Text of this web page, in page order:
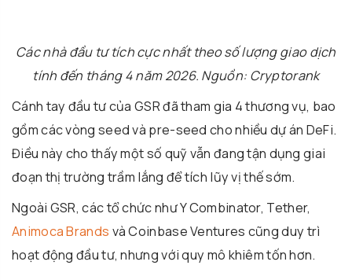
Các nhà đầu tư tích cực nhất theo số lượng giao dịch
tính đến tháng 4 năm 2026. Nguồn: Cryptorank
Cánh tay đầu tư của GSR đã tham gia 4 thương vụ, bao
gồm các vòng seed và pre-seed cho nhiều dự án DeFi.
Điều này cho thấy một số quỹ vẫn đang tận dụng giai
đoạn thị trường trầm lắng để tích lũy vị thế sớm.
Ngoài GSR, các tổ chức nhưY Combinator, Tether,
Animoca Brands vàCoinbase Ventures cũng duy trì
hoạt động đầu tư, nhưng với quy mô khiêm tốn hơn.